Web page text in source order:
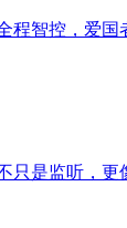
程智控，爱国
只是监听，更